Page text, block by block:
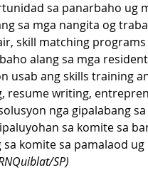
sa panarbaho ug
sa mga nangita og
skill matching programs
alang sa mga
usab ang skills training
resume writing,
nga gipalabang
sa komite sa
sa komite sa pamalaod
SP)